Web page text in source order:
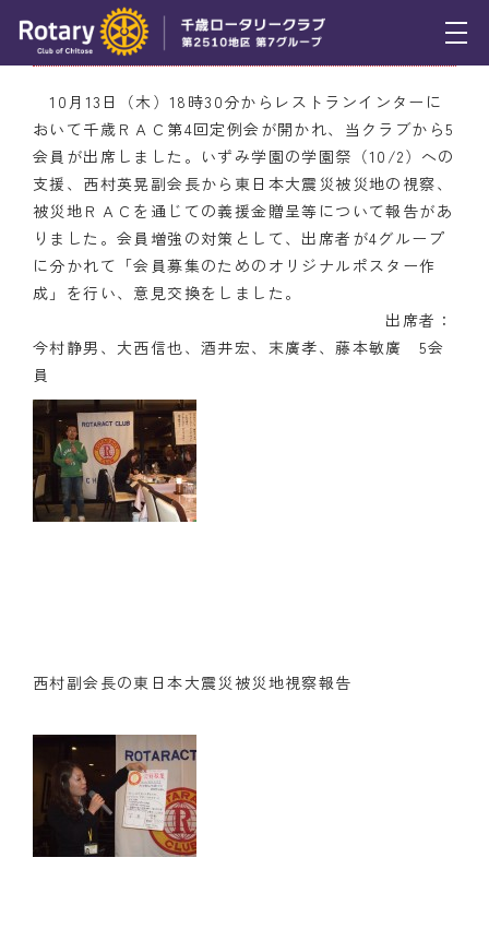
例会報告
活動報告
理事会報告
スケジュール
年間プログラム
木曜会
組織図
クラブのあゆみ
案内
リンク集
情報公開
10月13日（木） ＲＡＣ第4回定例会開催
10月13日（木）18時30分からレストランインターに
おいて千歳ＲＡＣ第4回定例会が開かれ、当クラブから5
会員が出席しました。いずみ学園の学園祭（10/2）への
支援、西村英晃副会長から東日本大震災被災地の視察、
被災地ＲＡＣを通じての義援金贈呈等について報告があ
りました。会員増強の対策として、出席者が4グループ
に分かれて「会員募集のためのオリジナルポスター作
成」を行い、意見交換をしました。
出席者：
今村静男、大西信也、酒井宏、末廣孝、藤本敏廣 5会
員
西村副会長の東日本大震災被災地視察報告